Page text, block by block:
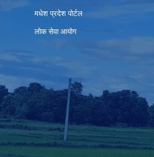
मधेश प्रदेश पोर्टल
लोक सेवा आयोग